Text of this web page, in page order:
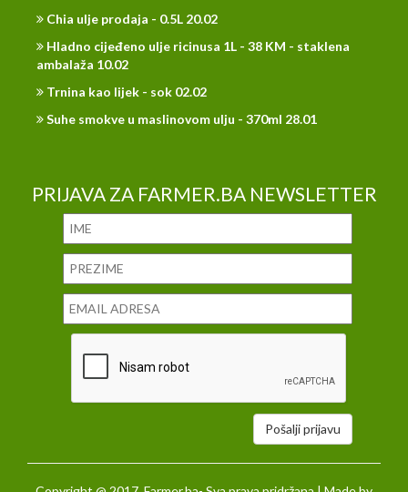
Chia ulje prodaja - 0.5L 20.02
Hladno cijeđeno ulje ricinusa 1L - 38 KM - staklena
ambalaža 10.02
Trnina kao lijek - sok 02.02
Suhe smokve u maslinovom ulju - 370ml 28.01
PRIJAVA ZA FARMER.BA NEWSLETTER
Pošalji prijavu